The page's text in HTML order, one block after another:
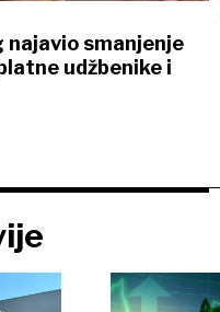
najavio smanjenje
udžbenike i